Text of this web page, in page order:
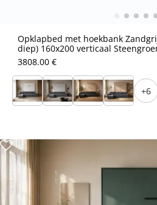
Opklapbed met hoekbank
diep) 160x200 verticaal
3808.00 €
+6